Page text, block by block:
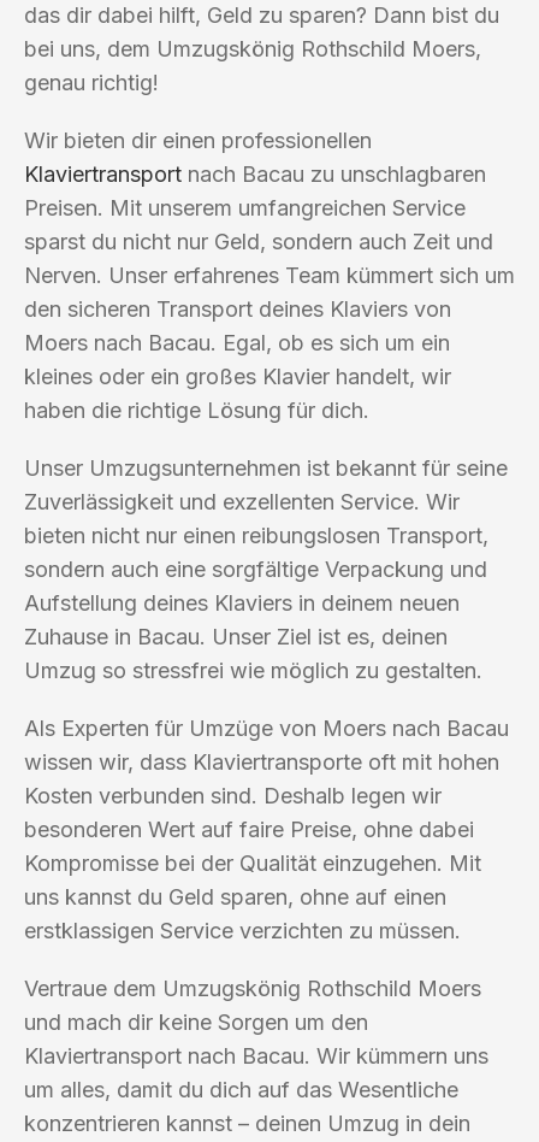
das dir dabei hilft, Geld zu sparen? Dann bist du
bei uns, dem Umzugskönig Rothschild Moers,
genau richtig!
Wir bieten dir einen professionellen
Klaviertransport nach Bacau zu unschlagbaren
Preisen. Mit unserem umfangreichen Service
sparst du nicht nur Geld, sondern auch Zeit und
Nerven. Unser erfahrenes Team kümmert sich um
den sicheren Transport deines Klaviers von
Moers nach Bacau. Egal, ob es sich um ein
kleines oder ein großes Klavier handelt, wir
haben die richtige Lösung für dich.
Unser Umzugsunternehmen ist bekannt für seine
Zuverlässigkeit und exzellenten Service. Wir
bieten nicht nur einen reibungslosen Transport,
sondern auch eine sorgfältige Verpackung und
Aufstellung deines Klaviers in deinem neuen
Zuhause in Bacau. Unser Ziel ist es, deinen
Umzug so stressfrei wie möglich zu gestalten.
Als Experten für Umzüge von Moers nach Bacau
wissen wir, dass Klaviertransporte oft mit hohen
Kosten verbunden sind. Deshalb legen wir
besonderen Wert auf faire Preise, ohne dabei
Kompromisse bei der Qualität einzugehen. Mit
uns kannst du Geld sparen, ohne auf einen
erstklassigen Service verzichten zu müssen.
Vertraue dem Umzugskönig Rothschild Moers
und mach dir keine Sorgen um den
Klaviertransport nach Bacau. Wir kümmern uns
um alles, damit du dich auf das Wesentliche
konzentrieren kannst – deinen Umzug in dein